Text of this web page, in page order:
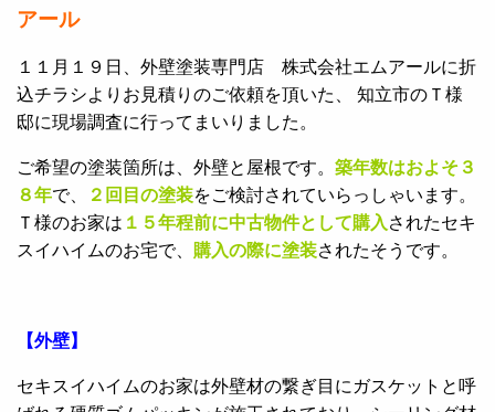
アール
１１月１９日、外壁塗装専門店 株式会社エムアールに折
込チラシよりお見積りのご依頼を頂いた、 知立市のＴ様
邸に現場調査に行ってまいりました。
ご希望の塗装箇所は、外壁と屋根です。 築年数はおよそ３
８年で、 ２回目の塗装をご検討されていらっしゃいます。
Ｔ様のお家は １５年程前に中古物件として購入 されたセキ
スイハイムのお宅で、 購入の際に塗装されたそうです。
【外壁】
セキスイハイムのお家は外壁材の繋ぎ目にガスケットと呼